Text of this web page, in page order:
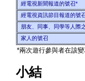
經電視新聞報道的號召*
經電視資訊節目報道的號
朋友、同事、同學等人際
家人的號召
*兩次遊行參與者在該變
小結